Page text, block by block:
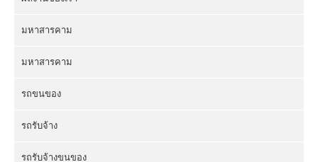
มหาสารคาม
มหาสารคาม
รถขนของ
รถรับจ้าง
รถรับจ้างขนของ